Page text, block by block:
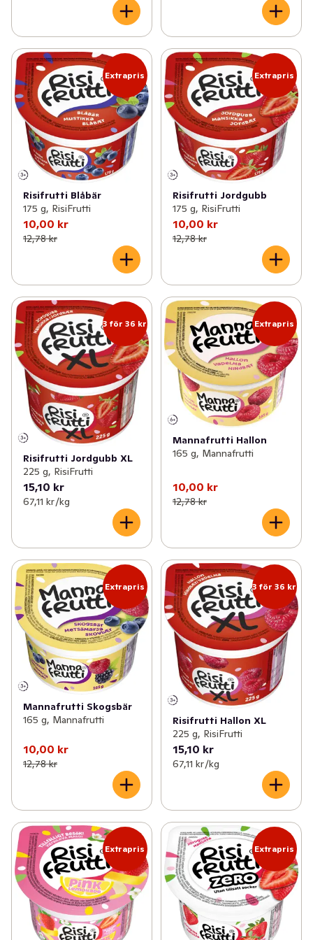
Risifrutti besök risifrutti.se
Extrapris
Risifrutti Blåbär
175 g, RisiFrutti
10,00 kr
12,78 kr
Extrapris
Risifrutti Jordgubb
175 g, RisiFrutti
10,00 kr
12,78 kr
3 för 36 kr
Risifrutti Jordgubb XL
225 g, RisiFrutti
15,10 kr
67,11 kr /kg
Extrapris
Mannafrutti Hallon
165 g, Mannafrutti
10,00 kr
12,78 kr
Extrapris
Mannafrutti Skogsbär
165 g, Mannafrutti
10,00 kr
12,78 kr
3 för 36 kr
Risifrutti Hallon XL
225 g, RisiFrutti
15,10 kr
67,11 kr /kg
Extrapris Extrapris